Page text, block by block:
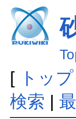
[ トップ
検索 |